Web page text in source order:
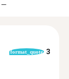
format_quote 3